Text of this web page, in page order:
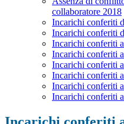
collaboratore 2018
Incarichi conferiti
Incarichi conferiti
Incarichi conferiti
Incarichi conferiti
Incarichi conferiti
Incarichi conferiti
Incarichi conferiti
Incarichi conferiti